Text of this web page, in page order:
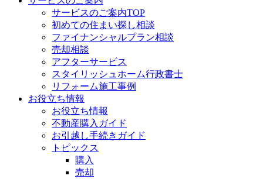
サービスのご案内TOP
初めての住まい探し相談
ファイナンシャルプラン相談
売却相談
アフターサービス
スタイリッシュホーム行政書士
リフォーム施工事例
お役立ち情報
お役立ち情報
不動産購入ガイド
お引越し手続きガイド
トピックス
購入
売却